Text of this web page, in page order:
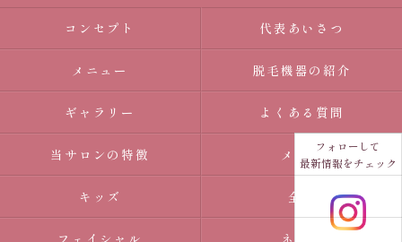
フォローして
最新情報をチェック
コンセプト 代表あいさつ
メニュー 脱毛機器の紹介
ギャラリー よくある質問
当サロンの特徴 メンズ
キッズ 全身
フェイシャル ネイル